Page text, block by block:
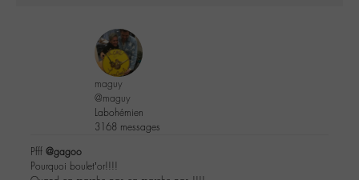
maguy
@maguy
Labohémien
3168 messages
Pfff @gagoo
Pourquoi boulet’or!!!!